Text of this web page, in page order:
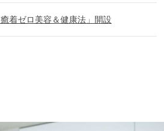
着ゼロ美容＆健康法」開設